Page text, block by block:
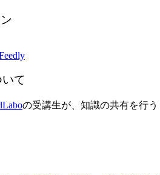
て
の受講生が、知識の共有を行う